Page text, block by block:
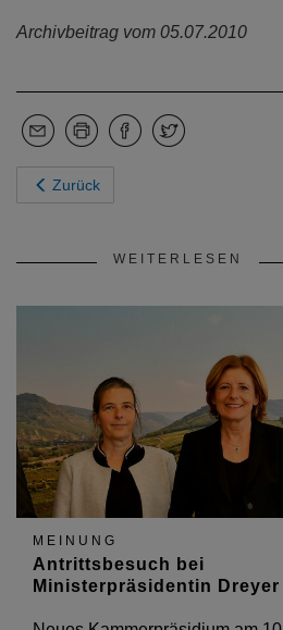
Archivbeitrag vom 05.07.2010
Zurück
WEITERLESEN
MEINUNG
Antrittsbesuch bei
Ministerpräsidentin Dreyer